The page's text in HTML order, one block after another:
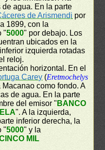
agua. En la parte
de Arismendi por
1899, con la
"5000" por debajo. Los
ubicados en la
izquierda rotadas
reloj.
horizontal. En el
Carey (Eretmochelys
como fondo. A
de agua. En la parte
del emisor " BANCO
". A la izquierda,
inferior derecha, la
"5000" y la
MIL